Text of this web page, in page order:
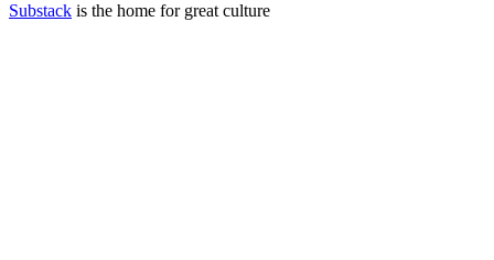
Substack is the home for great culture